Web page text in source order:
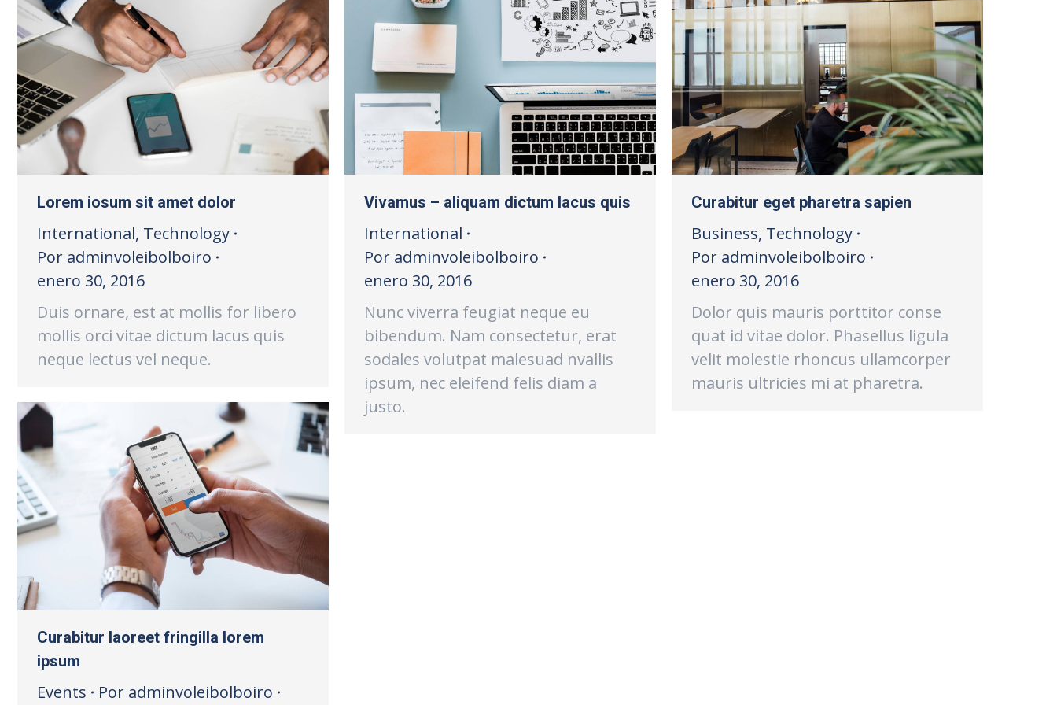
Lorem iosum sit amet dolor
International, Technology
Por adminvoleibolboiro
enero 30, 2016
Duis ornare, est at mollis for libero
mollis orci vitae dictum lacus quis
neque lectus vel neque.
Vivamus – aliquam dictum lacus quis
International
Por adminvoleibolboiro
enero 30, 2016
Nunc viverra feugiat neque eu
bibendum. Nam consectetur, erat
sodales volutpat malesuad nvallis
ipsum, nec eleifend felis diam a
justo.
Curabitur eget pharetra sapien
Business, Technology
Por adminvoleibolboiro
enero 30, 2016
Dolor quis mauris porttitor conse
quat id vitae dolor. Phasellus ligula
velit molestie rhoncus ullamcorper
mauris ultricies mi at pharetra.
Curabitur laoreet fringilla lorem
ipsum
Events Por adminvoleibolboiro